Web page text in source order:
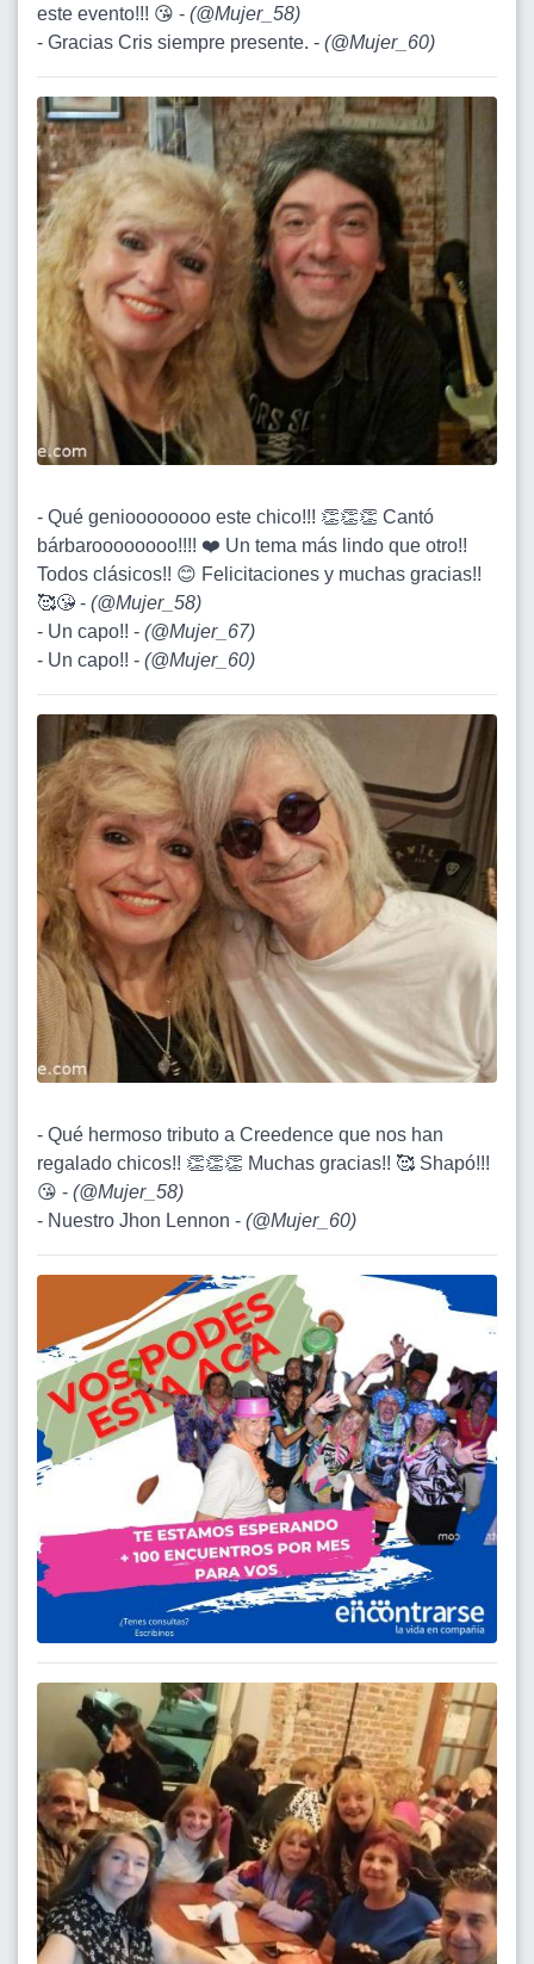
este evento!!! 😘 - (@Mujer_58)
- Gracias Cris siempre presente. - (@Mujer_60)
- Qué genioooooooo este chico!!! 👏👏👏 Cantó
bárbaroooooooo!!!! ❤️ Un tema más lindo que otro!!
Todos clásicos!! 😊 Felicitaciones y muchas gracias!!
🥰😘 - (@Mujer_58)
- Un capo!! - (@Mujer_67)
- Un capo!! - (@Mujer_60)
- Qué hermoso tributo a Creedence que nos han
regalado chicos!! 👏👏👏 Muchas gracias!! 🥰 Shapó!!!
😘 - (@Mujer_58)
- Nuestro Jhon Lennon - (@Mujer_60)